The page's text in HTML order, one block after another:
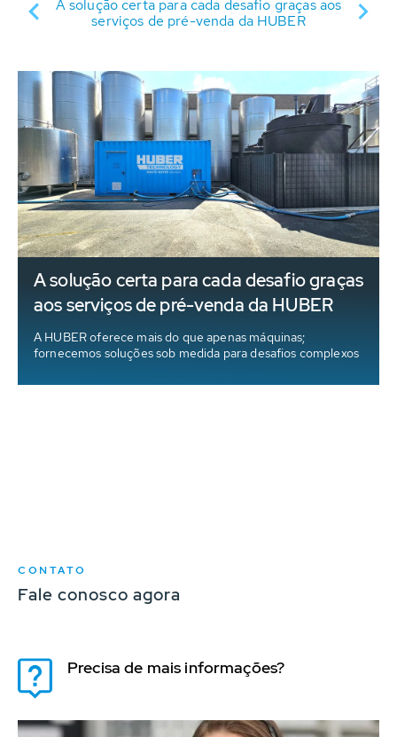
A solução certa para cada desafio graças aos
serviços de pré-venda da HUBER
A solução certa para cada desafio graças
aos serviços de pré-venda da HUBER
A HUBER oferece mais do que apenas máquinas;
fornecemos soluções sob medida para desafios complexos
CONTATO
Fale conosco agora
Precisa de mais informações?